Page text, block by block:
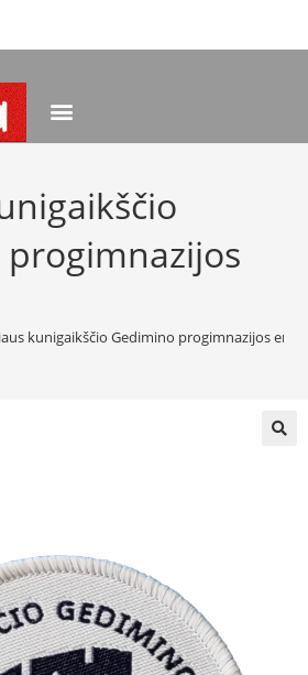
kunigaikščio Gedimino progimnazijos